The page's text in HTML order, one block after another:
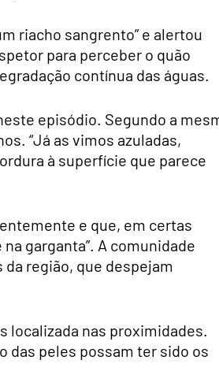
riacho sangrento” e alertou
para perceber o quão
contínua das águas.
episódio. Segundo a
“Já as vimos azuladas,
à superfície que parece
e que, em certas
garganta”. A comunidade
região, que despejam
localizada nas proximidades.
das peles possam ter sido os